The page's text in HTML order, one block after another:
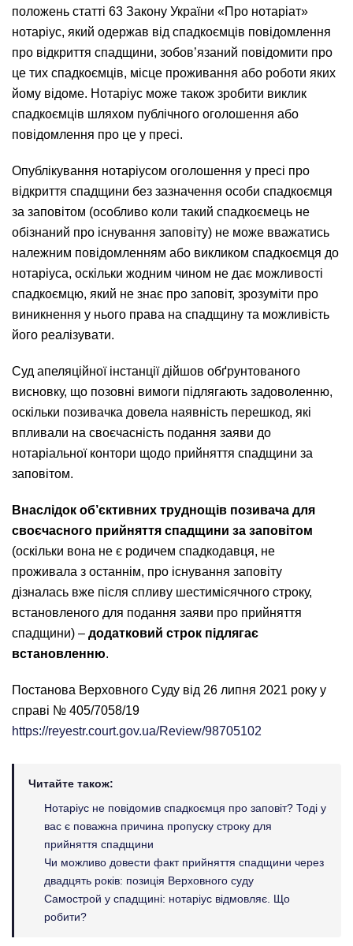
положень статті 63 Закону України «Про нотаріат»
нотаріус, який одержав від спадкоємців повідомлення
про відкриття спадщини, зобов’язаний повідомити про
це тих спадкоємців, місце проживання або роботи яких
йому відоме. Нотаріус може також зробити виклик
спадкоємців шляхом публічного оголошення або
повідомлення про це у пресі.
Опублікування нотаріусом оголошення у пресі про
відкриття спадщини без зазначення особи спадкоємця
за заповітом (особливо коли такий спадкоємець не
обізнаний про існування заповіту) не може вважатись
належним повідомленням або викликом спадкоємця до
нотаріуса, оскільки жодним чином не дає можливості
спадкоємцю, який не знає про заповіт, зрозуміти про
виникнення у нього права на спадщину та можливість
його реалізувати.
Суд апеляційної інстанції дійшов обґрунтованого
висновку, що позовні вимоги підлягають задоволенню,
оскільки позивачка довела наявність перешкод, які
впливали на своєчасність подання заяви до
нотаріальної контори щодо прийняття спадщини за
заповітом.
Внаслідок об’єктивних труднощів позивача для
своєчасного прийняття спадщини за заповітом
(оскільки вона не є родичем спадкодавця, не
проживала з останнім, про існування заповіту
дізналась вже після спливу шестимісячного строку,
встановленого для подання заяви про прийняття
спадщини) – додатковий строк підлягає
встановленню.
Постанова Верховного Суду від 26 липня 2021 року у
справі № 405/7058/19
https://reyestr.court.gov.ua/Review/98705102
Читайте також:
Нотаріус не повідомив спадкоємця про заповіт? Тоді у
вас є поважна причина пропуску строку для
прийняття спадщини
Чи можливо довести факт прийняття спадщини через
двадцять років: позиція Верховного суду
Самострой у спадщині: нотаріус відмовляє. Що
робити?